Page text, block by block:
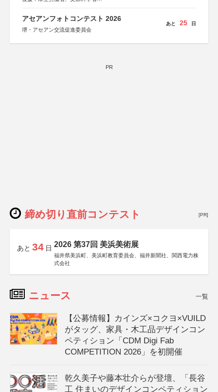
アセアンフォトコンテスト 2026
堺・アセアン交流促進委員会
あと 25 日
PR
締め切り直前コンテスト [PR]
あと 34 日 2026 第37回 美浜美術展
福井県美浜町、美浜町教育委員会、福井新聞社、関西電力株
式会社
ニュース 一覧
【公募情報】カインズ×コクヨ×VUILD
がタッグ、家具・木工品デザインコン
ペティション「CDM Digi Fab
COMPETITION 2026」を初開催
乾久美子や藤本壮介らが登壇、「長谷
工 住まいのデザインコンペティション